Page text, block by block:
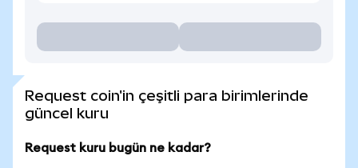
Request coin'in çeşitli para birimlerinde
güncel kuru
Request kuru bugün ne kadar?